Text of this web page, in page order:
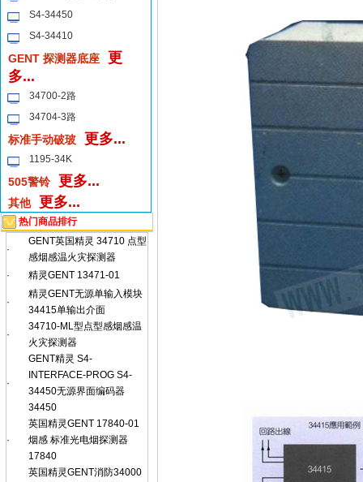
S4-34450
S4-34410
GENT 探测器底座
更
多...
34700-2路
34704-3路
标准手动破玻 更多...
1195-34K
505警铃 更多...
其他 更多...
热门商品排行
·
GENT英国精灵 34710 点型
感烟感温火灾探测器
·
精灵GENT 13471-01
·
精灵GENT无源单输入模块
34415单输出介面
·
34710-ML型点型感烟感温
火灾探测器
·
GENT精灵 S4-
INTERFACE-PROG S4-
34450无源界面编码器
34450
·
英国精灵GENT 17840-01
烟感 标准光电烟探测器
17840
英国精灵GENT消防34000